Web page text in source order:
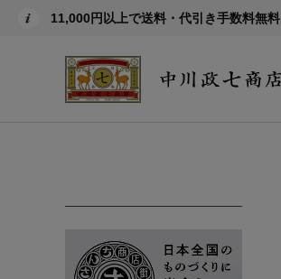
11,000円以上で送料・代引き手数料無料